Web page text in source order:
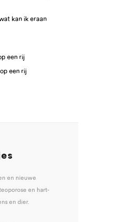
kan ik eraan
een rij
een rij
en nieuwe
en hart-
en dier.